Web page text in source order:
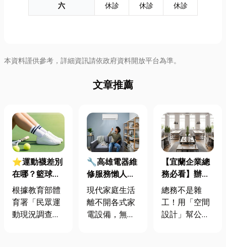
六
休診 休診 休診
本資料謹供參考，詳細資訊請依政府資料開放平台為準。
文章推薦
⭐運動襪差別
在哪？籃球、
慢跑、排球襪
挑選全攻略，
穿對了運動不
根據教育部體
育署「民眾運
動現況調查」
🔧高雄電器維
修服務懶人包
｜冷氣、冰
箱、洗衣機專
業維修
現代家庭生活
離不開各式家
電設備，無論
【宜蘭企業總
務必看】辦公
室如何打造高
效能職場？從
辦公桌椅、系
總務不是雜
工！用「空間
設計」幫公司